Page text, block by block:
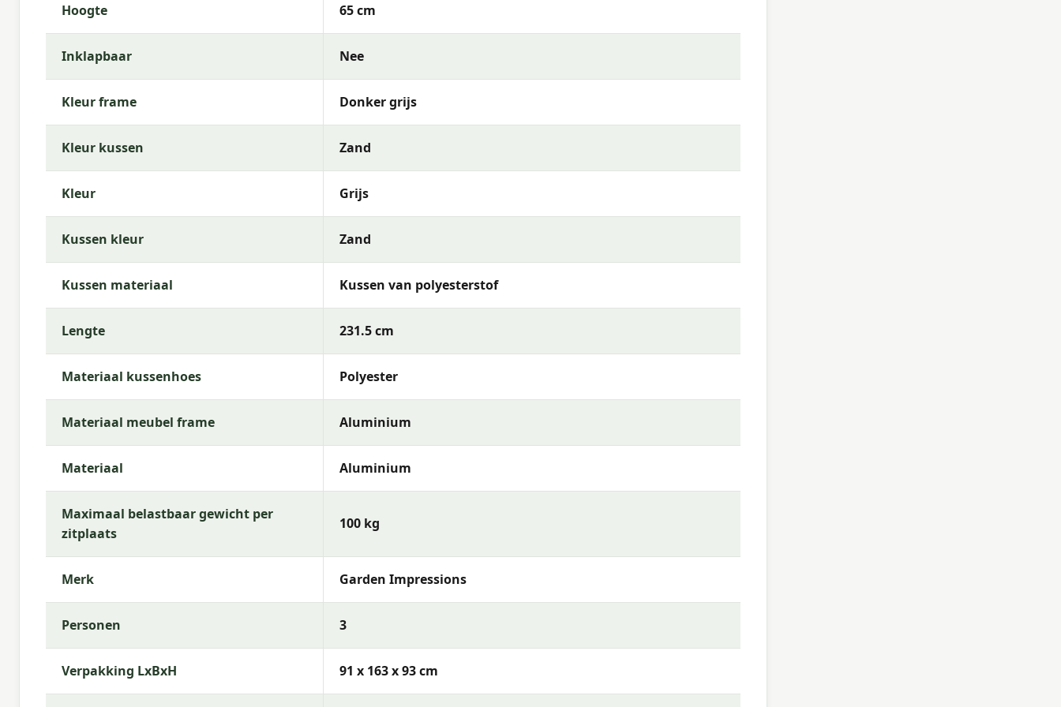
Hoogte 65 cm
Inklapbaar Nee
Kleur frame Donker grijs
Kleur kussen Zand
Kleur Grijs
Kussen kleur Zand
Kussen materiaal Kussen van polyesterstof
Lengte 231.5 cm
Materiaal kussenhoes Polyester
Materiaal meubel frame Aluminium
Materiaal Aluminium
Maximaal belastbaar gewicht per
zitplaats
100 kg
Merk Garden Impressions
Personen 3
Verpakking LxBxH 91 x 163 x 93 cm